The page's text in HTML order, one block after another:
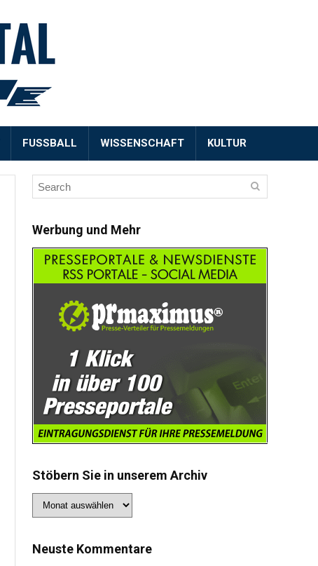
FUSSBALL WISSENSCHAFT KULTUR
Werbung und Mehr
Stöbern Sie in unserem Archiv
Sie
Archiv
Neuste Kommentare